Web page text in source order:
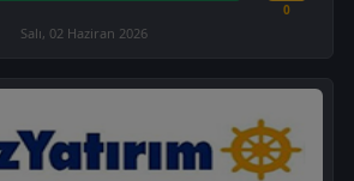
0
Salı, 02 Haziran 2026